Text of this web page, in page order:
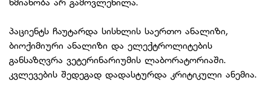
პაციენტს ჩაუტარდა სისხლის საერთო ანალიზი,
ბიოქიმიური ანალიზი და ელექტროლიტების
განსაზღვრა ვეტერინარიუმის ლაბორატორიაში.
კვლევების შედეგად დადასტურდა კრიტიკული ანემია.